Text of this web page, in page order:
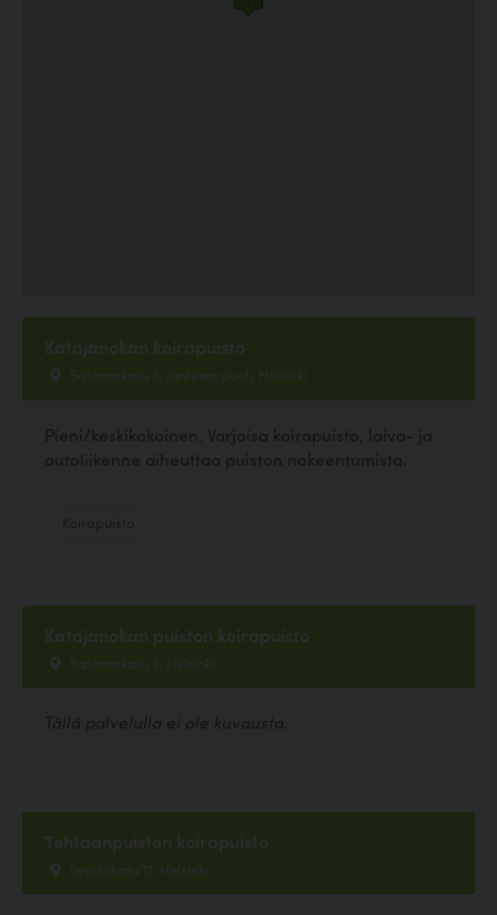
Katajanokan koirapuisto
Satamakatu 3, läntinen puoli, Helsinki
Pieni/keskikokoinen. Varjoisa koirapuisto, laiva- ja
autoliikenne aiheuttaa puiston nokeentumista.
Katajanokan puiston koirapuisto
Satamakatu 3, Helsinki
Tällä palvelulla ei ole kuvausta.
Tehtaanpuiston koirapuisto
Sepänkatu 17, Helsinki